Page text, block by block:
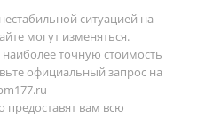
ситуацией на
могут изменяться.
точную стоимость
официальный запрос на
вам всю